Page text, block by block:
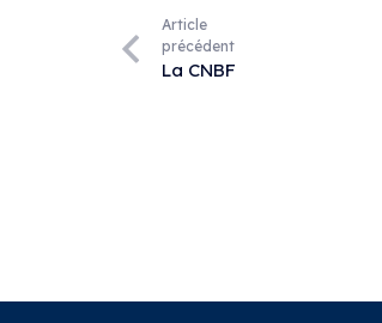
Article
précédent
La CNBF